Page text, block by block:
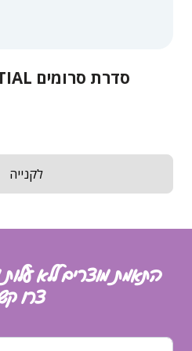
סדרת סרומים NEW ESSENTIAL
לקנייה
התאמת מוצרים ללא עלות
צרו